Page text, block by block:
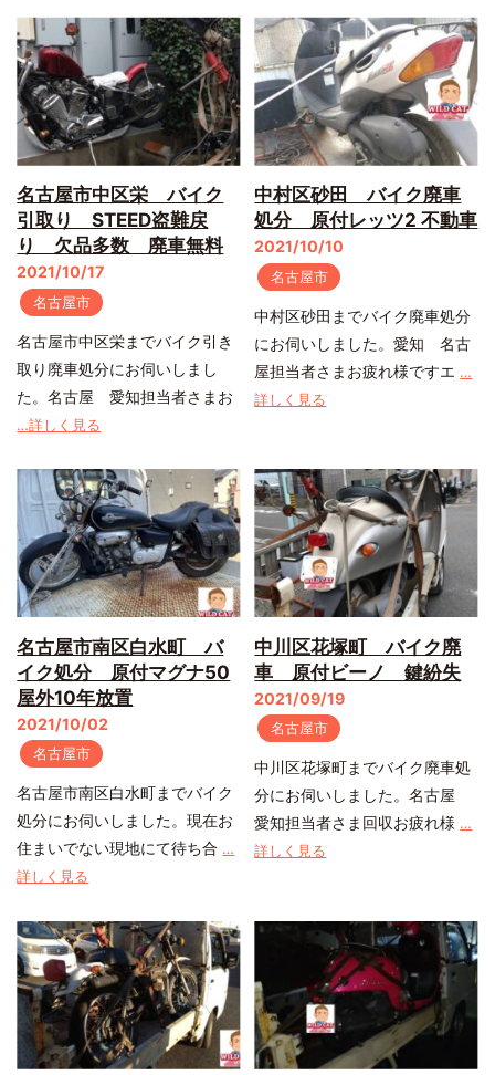
名古屋市中区栄 バイク
引取り STEED盗難戻
り 欠品多数 廃車無料
2021/10/17
名古屋市
名古屋市中区栄までバイク引き
取り廃車処分にお伺いしまし
た。名古屋 愛知担当者さまお
…詳しく見る
中村区砂田 バイク廃車
処分 原付レッツ2 不動車
2021/10/10
名古屋市
中村区砂田までバイク廃車処分
にお伺いしました。愛知 名古
屋担当者さまお疲れ様ですエ …
詳しく見る
名古屋市南区白水町 バ
イク処分 原付マグナ50
屋外10年放置
2021/10/02
名古屋市
名古屋市南区白水町までバイク
処分にお伺いしました。現在お
住まいでない現地にて待ち合 …
詳しく見る
中川区花塚町 バイク廃
車 原付ビーノ 鍵紛失
2021/09/19
名古屋市
中川区花塚町までバイク廃車処
分にお伺いしました。名古屋
愛知担当者さま回収お疲れ様 …
詳しく見る